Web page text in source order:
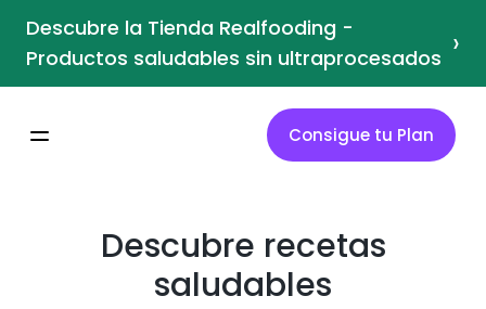
Descubre la Tienda Realfooding -
Productos saludables sin ultraprocesados ›
Consigue tu Plan
Descubre recetas
saludables